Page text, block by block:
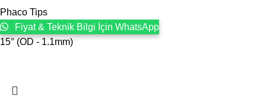
Phaco Tips
Fiyat & Teknik Bilgi İçin WhatsApp
15° (OD - 1.1mm)